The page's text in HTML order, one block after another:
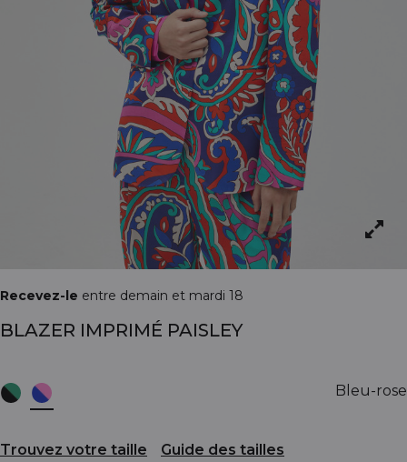
Recevez-le entre demain et mardi 18
BLAZER IMPRIMÉ PAISLEY
Bleu-rose
Trouvez votre taille Guide des tailles